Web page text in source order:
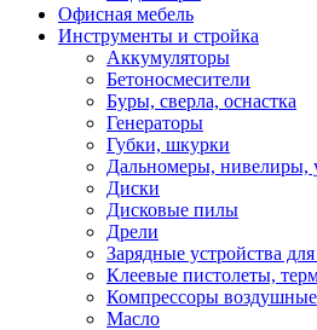
Офисная мебель
Инструменты и стройка
Аккумуляторы
Бетоносмесители
Буры, сверла, оснастка
Генераторы
Губки, шкурки
Дальномеры, нивелиры,
Диски
Дисковые пилы
Дрели
Зарядные устройства
Клеевые пистолеты,
Компрессоры воздушные
Масло